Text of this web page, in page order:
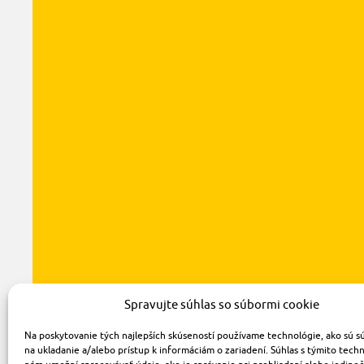
Spravujte súhlas so súbormi cookie
Na poskytovanie tých najlepších skúseností používame technológie, ako sú
na ukladanie a/alebo prístup k informáciám o zariadení. Súhlas s týmito